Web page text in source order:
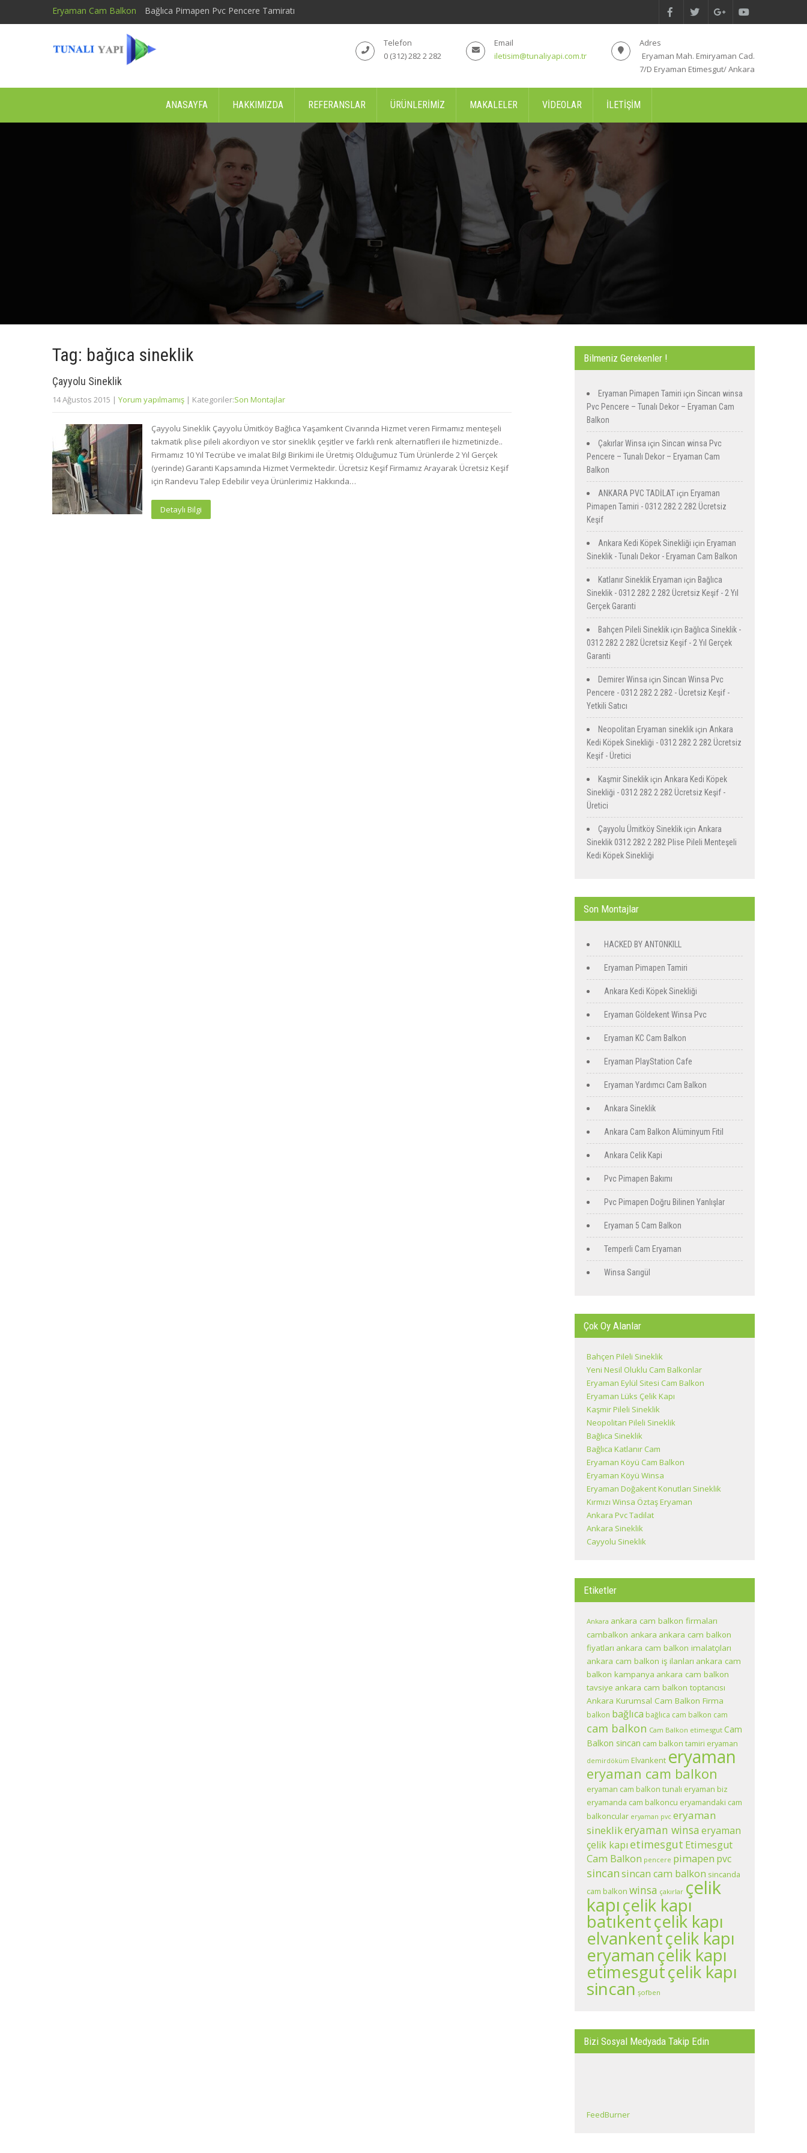
Eryaman Cam Balkon Bağlıca Pimapen Pvc Pencere Tamiratı
Adres
Eryaman Mah. Emiryaman Cad.
7/D Eryaman Etimesgut/ Ankara
Email
iletisim@tunaliyapi.com.tr
Telefon
0 (312) 282 2 282
ANASAYFA HAKKIMIZDA REFERANSLAR ÜRÜNLERIMIZ MAKALELER VIDEOLAR İLETIŞIM
Tag: bağıca sineklik
Çayyolu Sineklik
14 Ağustos 2015 | Yorum yapılmamış | Kategoriler:Son Montajlar
Çayyolu Sineklik Çayyolu Ümitköy Bağlıca Yaşamkent Civarında Hizmet veren Firmamız menteşeli
takmatik plise pileli akordiyon ve stor sineklik çeşitler ve farklı renk alternatifleri ile hizmetinizde..
Firmamız 10 Yıl Tecrübe ve imalat Bilgi Birikimi ile Üretmiş Olduğumuz Tüm Ürünlerde 2 Yıl Gerçek
(yerinde) Garanti Kapsamında Hizmet Vermektedir. Ücretsiz Keşif Firmamız Arayarak Ücretsiz Keşif
için Randevu Talep Edebilir veya Ürünlerimiz Hakkında…
Detaylı Bilgi
Bilmeniz Gerekenler !
Eryaman Pimapen Tamiri için Sincan winsa
Pvc Pencere – Tunalı Dekor – Eryaman Cam
Balkon
Çakırlar Winsa için Sincan winsa Pvc
Pencere – Tunalı Dekor – Eryaman Cam
Balkon
ANKARA PVC TADİLAT için Eryaman
Pimapen Tamiri - 0312 282 2 282 Ücretsiz
Keşif
Ankara Kedi Köpek Sinekliği için Eryaman
Sineklik - Tunalı Dekor - Eryaman Cam Balkon
Katlanır Sineklik Eryaman için Bağlıca
Sineklik - 0312 282 2 282 Ücretsiz Keşif - 2 Yıl
Gerçek Garanti
Bahçen Pileli Sineklik için Bağlıca Sineklik -
0312 282 2 282 Ücretsiz Keşif - 2 Yıl Gerçek
Garanti
Demirer Winsa için Sincan Winsa Pvc
Pencere - 0312 282 2 282 - Ücretsiz Keşif -
Yetkili Satıcı
Neopolitan Eryaman sineklik için Ankara
Kedi Köpek Sinekliği - 0312 282 2 282 Ücretsiz
Keşif - Üretici
Kaşmir Sineklik için Ankara Kedi Köpek
Sinekliği - 0312 282 2 282 Ücretsiz Keşif -
Üretici
Çayyolu Ümitköy Sineklik için Ankara
Sineklik 0312 282 2 282 Plise Pileli Menteşeli
Kedi Köpek Sinekliği
Son Montajlar
HACKED BY ANTONKILL
Eryaman Pimapen Tamiri
Ankara Kedi Köpek Sinekliği
Eryaman Göldekent Winsa Pvc
Eryaman KC Cam Balkon
Eryaman PlayStation Cafe
Eryaman Yardımcı Cam Balkon
Ankara Sineklik
Ankara Cam Balkon Alüminyum Fitil
Ankara Celik Kapi
Pvc Pimapen Bakımı
Pvc Pimapen Doğru Bilinen Yanlışlar
Eryaman 5 Cam Balkon
Temperli Cam Eryaman
Winsa Sarıgül
Çok Oy Alanlar
Bahçen Pileli Sineklik
Yeni Nesil Oluklu Cam Balkonlar
Eryaman Eylül Sitesi Cam Balkon
Eryaman Lüks Çelik Kapı
Kaşmir Pileli Sineklik
Neopolitan Pileli Sineklik
Bağlıca Sineklik
Bağlıca Katlanır Cam
Eryaman Köyü Cam Balkon
Eryaman Köyü Winsa
Eryaman Doğakent Konutları Sineklik
Kırmızı Winsa Öztaş Eryaman
Ankara Pvc Tadilat
Ankara Sineklik
Cayyolu Sineklik
Etiketler
Ankara ankara cam balkon firmaları
cambalkon ankara ankara cam balkon
fiyatları ankara cam balkon imalatçıları
ankara cam balkon iş ilanları ankara cam
balkon kampanya ankara cam balkon
tavsiye ankara cam balkon toptancısı
Ankara Kurumsal Cam Balkon Firma
balkon bağlıca bağlıca cam balkon cam
cam balkon Cam Balkon etimesgut Cam
Balkon sincan cam balkon tamiri eryaman
demirdöküm Elvankent eryaman
eryaman cam balkon
eryaman cam balkon tunalı eryaman biz
eryamanda cam balkoncu eryamandaki cam
balkoncular eryaman pvc eryaman
sineklikeryaman winsa eryaman
çelik kapı etimesgut Etimesgut
Cam Balkon pencere pimapen pvc
sincansincan cam balkon sincanda
cam balkon winsa çakırlar çelik
kapıçelik kapı
batıkentçelik kapı
elvankentçelik kapı
eryamançelik kapı
etimesgutçelik kapı
sincan şofben
Bizi Sosyal Medyada Takip Edin
FeedBurner